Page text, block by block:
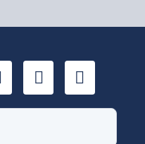
Facebook
Twitter